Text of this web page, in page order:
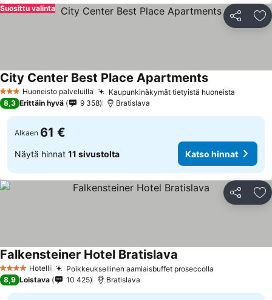
Jaa
Suosittu valinta
3 Tähtiluokitus
Huoneisto palveluilla Kaupunkinäkymät tietyistä huoneista
City Center Best Place Apartments
8,3 Erittäin hyvä 9 358 Bratislava
Alkaen 61 €
Näytä hinnat 11 sivustolta Katso hinnat
Jaa
4 Tähtiluokitus
Hotelli Poikkeuksellinen aamiaisbuffet proseccolla
Falkensteiner Hotel Bratislava
8,9 Loistava 10 425 Bratislava